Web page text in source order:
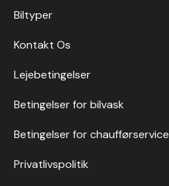
Biltyper
Kontakt Os
Lejebetingelser
Betingelser for bilvask
Betingelser for chaufførservice
Privatlivspolitik